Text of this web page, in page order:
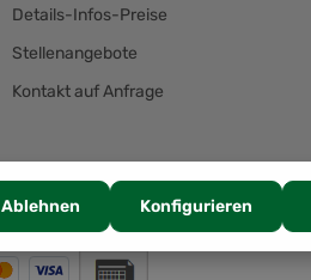
Details-Infos-Preise
Stellenangebote
Kontakt auf Anfrage
Ablehnen Konfigurieren